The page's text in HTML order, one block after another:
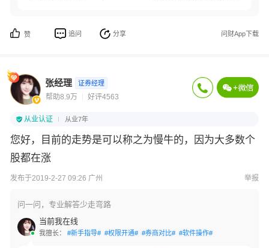
赞 追问 分享 问财App下载
张经理 证券经理
帮助8.9万 好评4563
从业认证 从业7年
您好，目前的走势是可以称之为慢牛的，因为大多数个
股都在涨
发布于2019-2-27 09:26 广州 举报
问一问，专业解答少走弯路
当前我在线
我擅长： #新手指导# #权限开通# #券商对比# #软件操作#